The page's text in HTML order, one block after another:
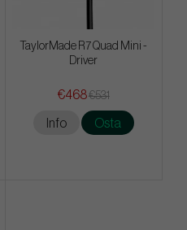
TaylorMade R7 Quad Mini -
Driver
€468€531
Info Osta